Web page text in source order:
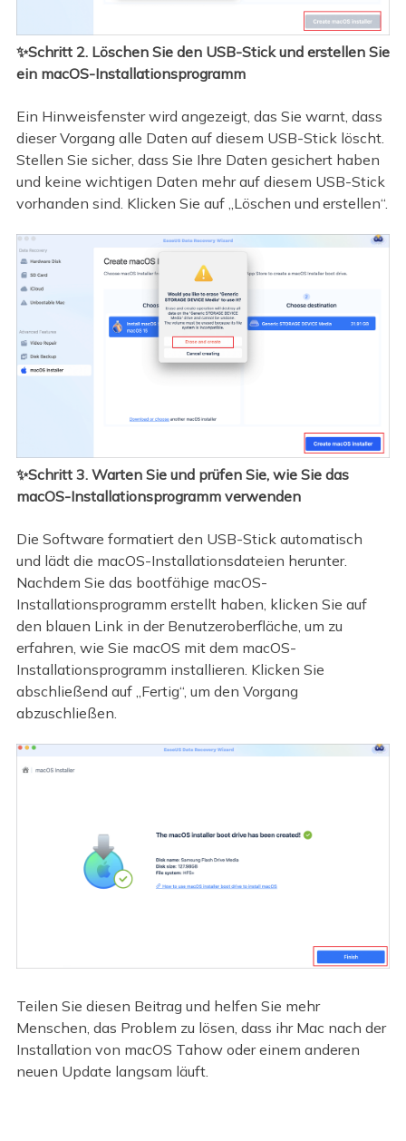
✨Schritt 2. Löschen Sie den USB-Stick und erstellen Sie
ein macOS-Installationsprogramm
Ein Hinweisfenster wird angezeigt, das Sie warnt, dass
dieser Vorgang alle Daten auf diesem USB-Stick löscht.
Stellen Sie sicher, dass Sie Ihre Daten gesichert haben
und keine wichtigen Daten mehr auf diesem USB-Stick
vorhanden sind. Klicken Sie auf „Löschen und erstellen“.
✨Schritt 3. Warten Sie und prüfen Sie, wie Sie das
macOS-Installationsprogramm verwenden
Die Software formatiert den USB-Stick automatisch
und lädt die macOS-Installationsdateien herunter.
Nachdem Sie das bootfähige macOS-
Installationsprogramm erstellt haben, klicken Sie auf
den blauen Link in der Benutzeroberfläche, um zu
erfahren, wie Sie macOS mit dem macOS-
Installationsprogramm installieren. Klicken Sie
abschließend auf „Fertig“, um den Vorgang
abzuschließen.
Teilen Sie diesen Beitrag und helfen Sie mehr
Menschen, das Problem zu lösen, dass ihr Mac nach der
Installation von macOS Tahow oder einem anderen
neuen Update langsam läuft.